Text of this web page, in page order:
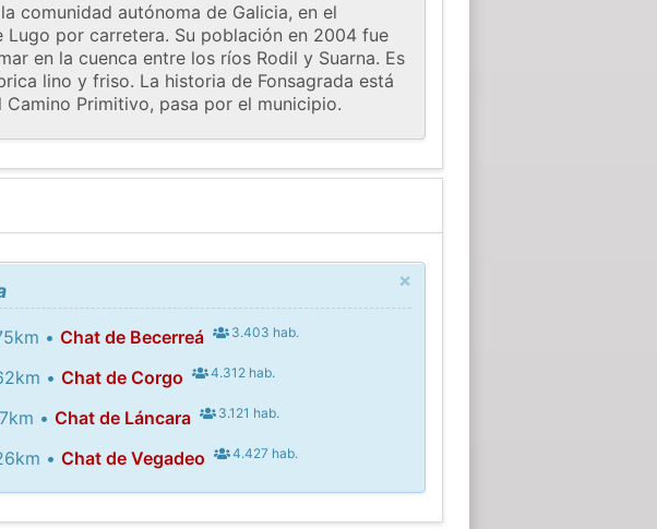
comunidad autónoma de Galicia, en el
Lugo por carretera. Su población en 2004 fue
en la cuenca entre los ríos Rodil y Suarna. Es
lino y friso. La historia de Fonsagrada está
Primitivo, pasa por el municipio.
×
•Chat de Becerreá 3.403 hab.
•Chat de Corgo 4.312 hab.
•Chat de Láncara 3.121 hab.
•Chat de Vegadeo 4.427 hab.